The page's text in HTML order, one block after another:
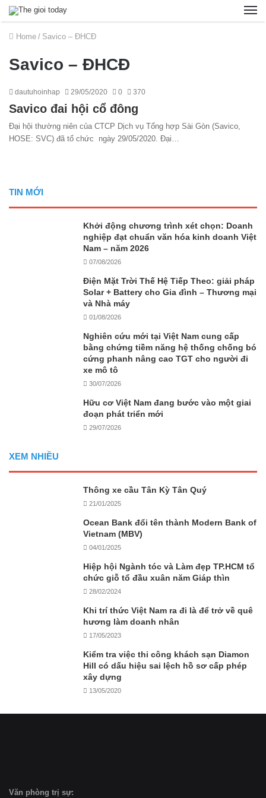
Home / Savico – ĐHCĐ
Savico – ĐHCĐ
dautuhoinhap 29/05/2020 0 370
Savico đai hội cổ đông
Đại hội thường niên của CTCP Dịch vụ Tổng hợp Sài Gòn (Savico,
HOSE: SVC) đã tổ chức ngày 29/05/2020. Đại…
TIN MỚI
Khởi động chương trình xét chọn: Doanh
nghiệp đạt chuẩn văn hóa kinh doanh Việt
Nam – năm 2026
07/08/2026
Điện Mặt Trời Thế Hệ Tiếp Theo: giải pháp
Solar + Battery cho Gia đình – Thương mại
và Nhà máy
01/08/2026
Nghiên cứu mới tại Việt Nam cung cấp
bằng chứng tiềm năng hệ thống chống bó
cứng phanh nâng cao TGT cho người đi
xe mô tô
30/07/2026
Hữu cơ Việt Nam đang bước vào một giai
đoạn phát triển mới
29/07/2026
XEM NHIỀU
Thông xe cầu Tân Kỳ Tân Quý
21/01/2025
Ocean Bank đổi tên thành Modern Bank of
Vietnam (MBV)
04/01/2025
Hiệp hội Ngành tóc và Làm đẹp TP.HCM tổ
chức giỗ tổ đầu xuân năm Giáp thìn
28/02/2024
Khi trí thức Việt Nam ra đi là để trở về quê
hương làm doanh nhân
17/05/2023
Kiểm tra việc thi công khách sạn Diamon
Hill có dấu hiệu sai lệch hồ sơ cấp phép
xây dựng
13/05/2020
Văn phòng trị sự: